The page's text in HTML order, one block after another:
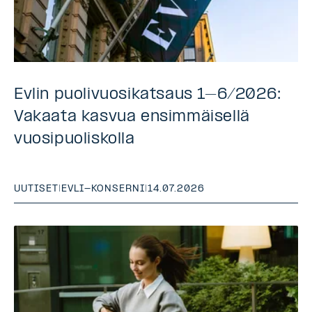
Evlin puolivuosikatsaus 1–6/2026:
Vakaata kasvua ensimmäisellä
vuosipuoliskolla
UUTISET | EVLI-KONSERNI|14.07.2026